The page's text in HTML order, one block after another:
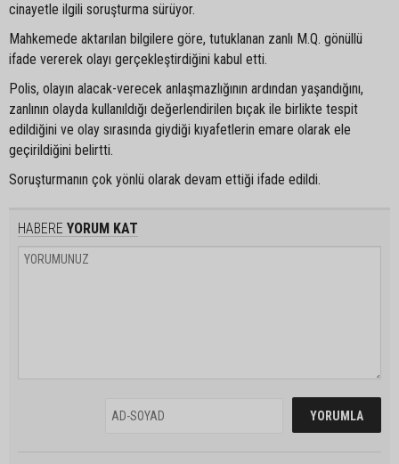
cinayetle ilgili soruşturma sürüyor.
Mahkemede aktarılan bilgilere göre, tutuklanan zanlı M.Q. gönüllü
ifade vererek olayı gerçekleştirdiğini kabul etti.
Polis, olayın alacak-verecek anlaşmazlığının ardından yaşandığını,
zanlının olayda kullanıldığı değerlendirilen bıçak ile birlikte tespit
edildiğini ve olay sırasında giydiği kıyafetlerin emare olarak ele
geçirildiğini belirtti.
Soruşturmanın çok yönlü olarak devam ettiği ifade edildi.
HABERE YORUM KAT